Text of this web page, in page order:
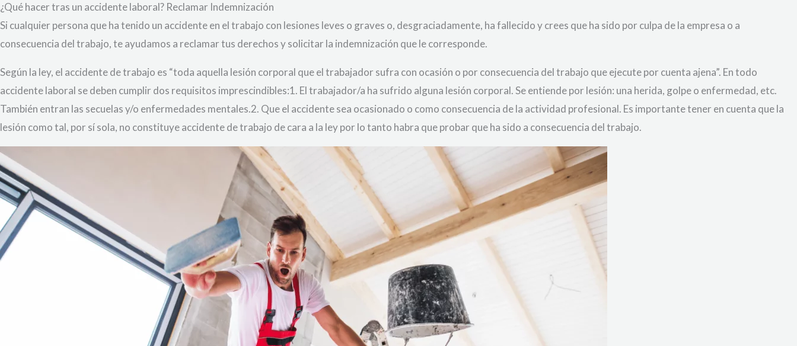
¿Qué hacer tras un accidente laboral? Reclamar Indemnización
Si cualquier persona que ha tenido un accidente en el trabajo con lesiones leves o graves o, desgraciadamente, hafallecido y crees que ha sido por culpa de la empresa o a
consecuencia del trabajo, te ayudamos a reclamar tus derechos y solicitar la indemnización que le corresponde.
Según la ley, el accidente de trabajo es “toda aquella lesión corporal que el trabajador sufra con ocasión o por consecuencia del trabajo que ejecute por cuenta ajena”. En todo
accidente laboral se deben cumplir dos requisitos imprescindibles:1. El trabajador/a ha sufrido alguna lesión corporal. Se entiende por lesión: una herida, golpe o enfermedad, etc.
También entran las secuelas y/o enfermedades mentales.2. Que el accidente sea ocasionado o como consecuencia de la actividad profesional. Es importante tener en cuenta que la
lesión como tal, por sí sola, no constituye accidente de trabajo de cara a la ley por lo tanto habra que probar que ha sido a consecuencia del trabajo.